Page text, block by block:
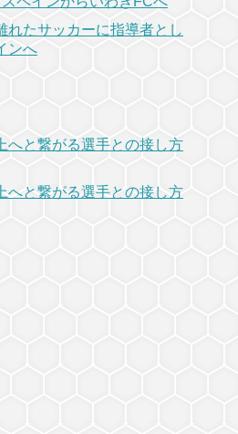
れたサッカーに指導者とし
ンへ
へと繋がる選手との接し方
へと繋がる選手との接し方